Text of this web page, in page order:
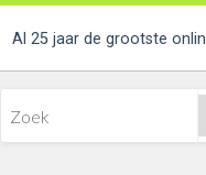
Al 25 jaar de grootste